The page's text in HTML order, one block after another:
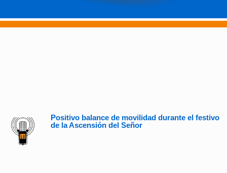
Positivo balance de movilidad durante el festivo
de la Ascensión del Señor